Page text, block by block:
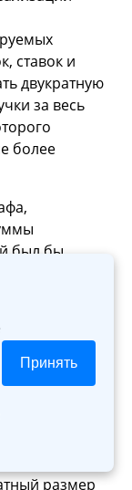
ставок и
двукратную
за весь
более
был бы
для
штрафа, и
штрафа,
размер
кратный
размер
Принять